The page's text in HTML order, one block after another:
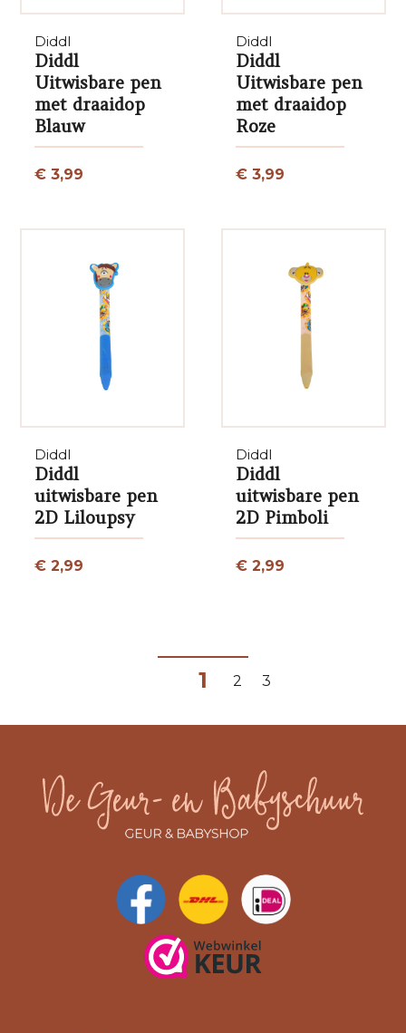
Diddl
Diddl
Uitwisbare pen
met draaidop
Blauw
€ 3,99
Diddl
Diddl
Uitwisbare pen
met draaidop
Roze
€ 3,99
Diddl
Diddl
uitwisbare pen
2D Liloupsy
€ 2,99
Diddl
Diddl
uitwisbare pen
2D Pimboli
€ 2,99
1 2 3